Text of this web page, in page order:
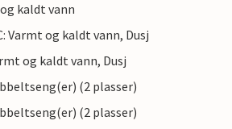
kaldt vann
Varmt og kaldt vann, Dusj
og kaldt vann, Dusj
(2 plasser)
(2 plasser)